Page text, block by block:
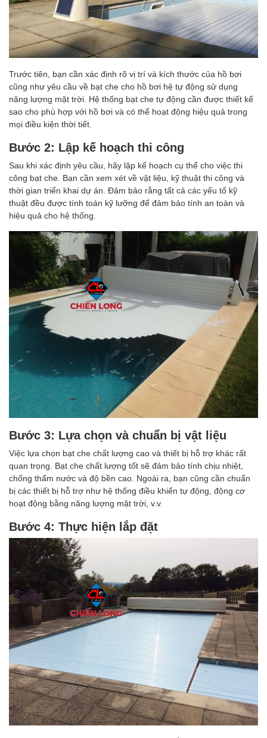
Trước tiên, bạn cần xác định rõ vị trí và kích thước của hồ bơi
cũng như yêu cầu về bạt che cho hồ bơi hệ tự động sử dụng
năng lượng mặt trời. Hệ thống bạt che tự động cần được thiết kế
sao cho phù hợp với hồ bơi và có thể hoạt động hiệu quả trong
mọi điều kiện thời tiết.
Bước 2: Lập kế hoạch thi công
Sau khi xác định yêu cầu, hãy lập kế hoạch cụ thể cho việc thi
công bạt che. Bạn cần xem xét về vật liệu, kỹ thuật thi công và
thời gian triển khai dự án. Đảm bảo rằng tất cả các yếu tố kỹ
thuật đều được tính toán kỹ lưỡng để đảm bảo tính an toàn và
hiệu quả cho hệ thống.
Bước 3: Lựa chọn và chuẩn bị vật liệu
Việc lựa chọn bạt che chất lượng cao và thiết bị hỗ trợ khác rất
quan trọng. Bạt che chất lượng tốt sẽ đảm bảo tính chịu nhiệt,
chống thấm nước và độ bền cao. Ngoài ra, bạn cũng cần chuẩn
bị các thiết bị hỗ trợ như hệ thống điều khiển tự động, động cơ
hoạt động bằng năng lượng mặt trời, v.v.
Bước 4: Thực hiện lắp đặt